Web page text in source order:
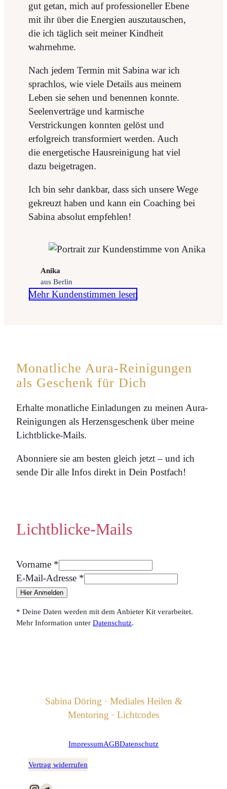
gut getan, mich auf professioneller Ebene
mit ihr über die Energien auszutauschen,
die ich täglich seit meiner Kindheit
wahrnehme.
Nach jedem Termin mit Sabina war ich
sprachlos, wie viele Details aus meinem
Leben sie sehen und benennen konnte.
Seelenverträge und karmische
Verstrickungen konnten gelöst und
erfolgreich transformiert werden. Auch
die energetische Hausreinigung hat viel
dazu beigetragen.
Ich bin sehr dankbar, dass sich unsere Wege
gekreuzt haben und kann ein Coaching bei
Sabina absolut empfehlen!
Anika
aus Berlin
Mehr Kundenstimmen lesen
Monatliche Aura-Reinigungen
als Geschenk für Dich
Erhalte monatliche Einladungen zu meinen Aura-
Reinigungen als Herzensgeschenk über meine
Lichtblicke-Mails.
Abonniere sie am besten gleich jetzt – und ich
sende Dir alle Infos direkt in Dein Postfach!
Lichtblicke-Mails
Vorname *
E-Mail-Adresse *
Hier Anmelden
* Deine Daten werden mit dem Anbieter Kit verarbeitet.
Mehr Information unter Datenschutz.
Sabina Döring · Mediales Heilen &
Mentoring · Lichtcodes
ImpressumAGBDatenschutz
Vertrag widerrufen